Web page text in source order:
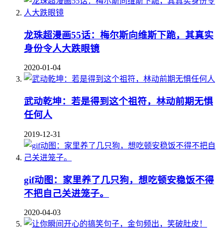
龙珠超漫画55话：梅尔斯向维斯下跪，其真实
身份令人大跌眼镜
2020-01-04
武动乾坤：若是得到这个祖符，林动前期无惧
任何人
2019-12-31
gif动图：家里养了几只狗，想吃顿安稳饭不得
不把自己关进笼子。
2020-04-03